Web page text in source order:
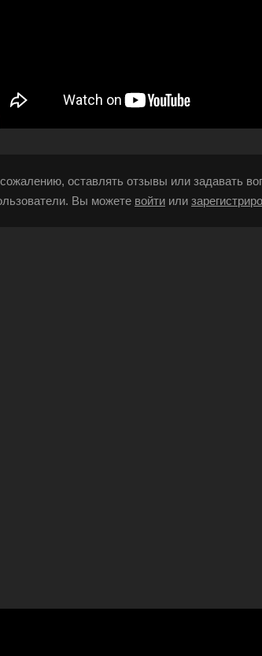
оставлять отзывы или задавать
Вы можете войти или